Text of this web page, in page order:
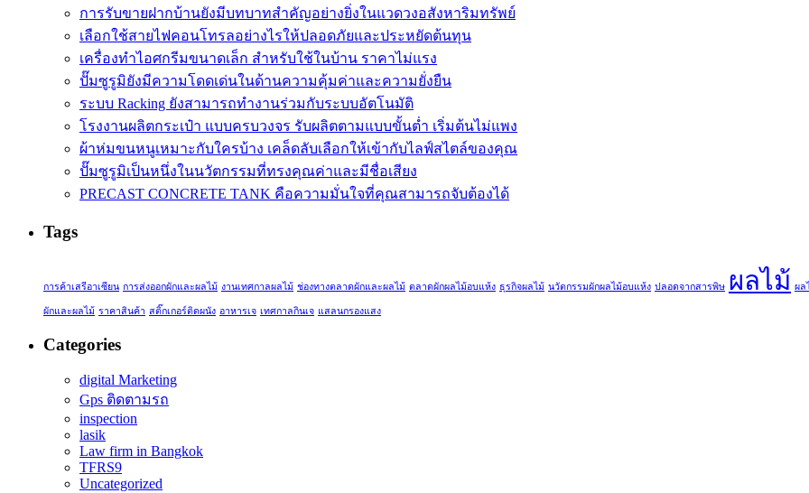
การรับขายฝากบ้านยังมีบทบาทสำคัญอย่างยิ่งในแวดวงอสังหาริมทรัพย์
เลือกใช้สายไฟคอนโทรลอย่างไรให้ปลอดภัยและประหยัดต้นทุน
เครื่องทำไอศกรีมขนาดเล็ก สำหรับใช้ในบ้าน ราคาไม่แรง
ปั๊มซูรูมิยังมีความโดดเด่นในด้านความคุ้มค่าและความยั่งยืน
ระบบ Racking ยังสามารถทำงานร่วมกับระบบอัตโนมัติ
โรงงานผลิตกระเป๋า แบบครบวงจร รับผลิตตามแบบขั้นต่ำ เริ่มต้นไม่แพง
ผ้าห่มขนหนูเหมาะกับใครบ้าง เคล็ดลับเลือกให้เข้ากับไลฟ์สไตล์ของคุณ
ปั๊มซูรูมิเป็นหนึ่งในนวัตกรรมที่ทรงคุณค่าและมีชื่อเสียง
PRECAST CONCRETE TANK คือความมั่นใจที่คุณสามารถจับต้องได้
Tags
การค้าเสรีอาเซียน การส่งออกผักและผลไม้ งานเทศกาลผลไม้ ช่องทางตลาดผักและผลไม้ ตลาดผักผลไม้อบแห้ง ธุรกิจผลไม้ นวัตกรรมผักผลไม้อบแห้ง ปลอดจากสารพิษ ผลไม้ ผล
ผักและผลไม้ ราคาสินค้า สติ๊กเกอร์ติดผนัง อาหารเจ เทศกาลกินเจ แสลนกรองแสง
Categories
digital Marketing
Gps ติดตามรถ
inspection
lasik
Law firm in Bangkok
TFRS9
Uncategorized